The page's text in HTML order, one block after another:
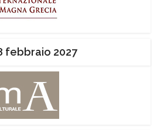
febbraio 2027